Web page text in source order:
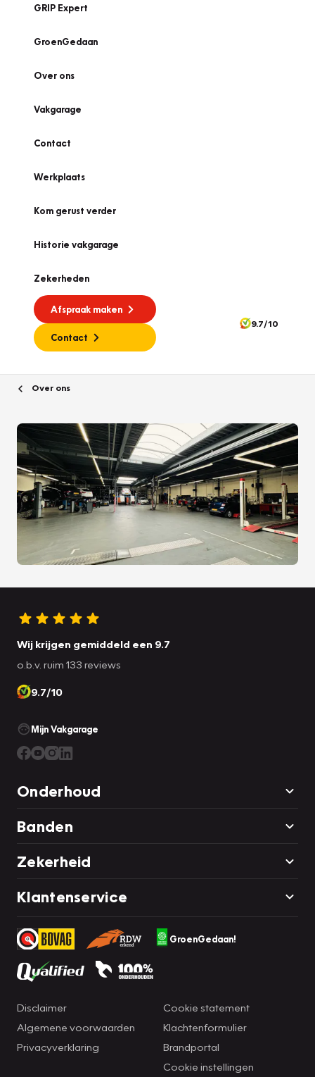
GRIP Expert
GroenGedaan
Over ons
Vakgarage
Contact
Werkplaats
Kom gerust verder
Historie vakgarage
Zekerheden
Afspraak maken
Contact
9.7/10
Over ons
Wij krijgen gemiddeld een 9.7
o.b.v. ruim 133 reviews
9.7/10
Mijn Vakgarage
Onderhoud
Banden
Zekerheid
Klantenservice
GroenGedaan!
Disclaimer
Algemene voorwaarden
Privacyverklaring
Cookie statement
Klachtenformulier
Brandportal
Cookie instellingen